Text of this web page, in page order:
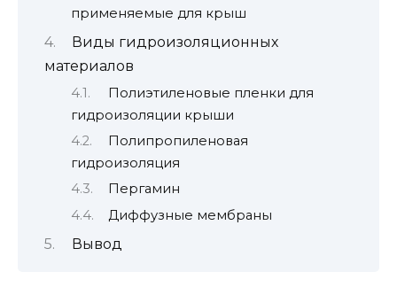
применяемые для крыш
Виды гидроизоляционных
материалов
Полиэтиленовые пленки для
гидроизоляции крыши
Полипропиленовая
гидроизоляция
Пергамин
Диффузные мембраны
Вывод